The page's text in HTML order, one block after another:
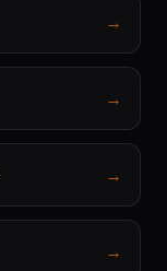
→
→
→
→